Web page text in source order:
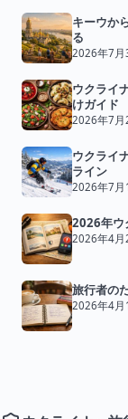
キーウか
る
2026年7月
ウクライ
けガイド
2026年7月
ウクライ
ライン
2026年7月
2026年ウ
2026年4月
旅行者の
2026年4月